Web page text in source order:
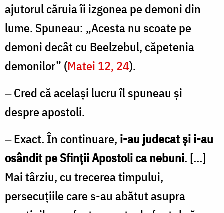
ajutorul căruia îi izgonea pe demoni din
lume. Spuneau: „Acesta nu scoate pe
demoni decât cu Beelzebul, căpetenia
demonilor” (Matei 12, 24).
‒ Cred că același lucru îl spuneau și
despre apostoli.
‒ Exact. În continuare, i-au judecat și i-au
osândit pe Sfinții Apostoli ca nebuni. […]
Mai târziu, cu trecerea timpului,
persecuțiile care s-au abătut asupra